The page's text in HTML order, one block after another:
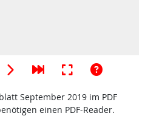
September 2019 im PDF
einen PDF-Reader.